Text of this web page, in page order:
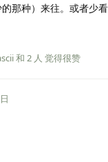
那种）来往。或者少
和 2 人 觉得很赞